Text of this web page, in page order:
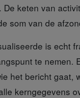
keten van
som van de
is echt
te nemen.
het bericht gaat,
kerngegevens